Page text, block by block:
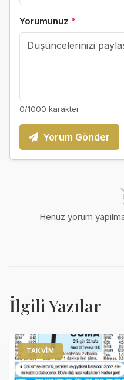
Yorumunuz *
0/1000 karakter
Yorum Gönder
Henüz yorum
İlgili Yazılar
TAKVIM